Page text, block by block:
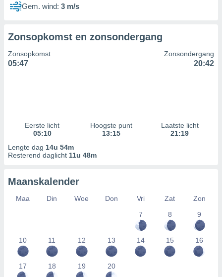
Gem. wind: 3 m/s
Zonsopkomst en zonsondergang
Zonsopkomst
05:47
Zonsondergang
20:42
Eerste licht
05:10
Hoogste punt
13:15
Laatste licht
21:19
Lengte dag 14u 54m
Resterend daglicht 11u 48m
Maanskalender
Maa Din Woe Don Vri Zat
Zon
7
8 9
10 11 12 13 14 15 16
17 18 19 20